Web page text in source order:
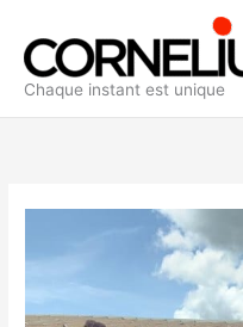
contenu
Chaque instant est unique